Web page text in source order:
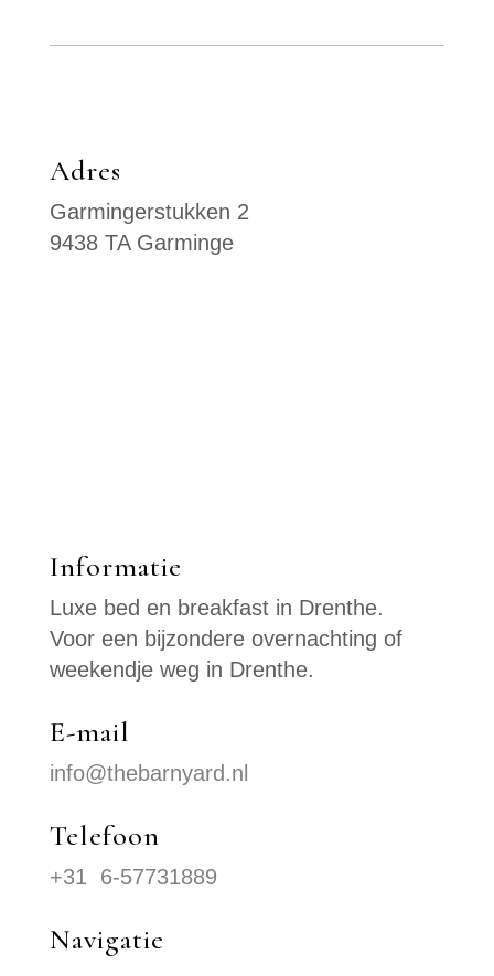
Adres
Garmingerstukken 2
9438 TA Garminge
Informatie
Luxe bed en breakfast in Drenthe.
Voor een bijzondere overnachting of
weekendje weg in Drenthe.
E-mail
info@thebarnyard.nl
Telefoon
+31 6-57731889
Navigatie